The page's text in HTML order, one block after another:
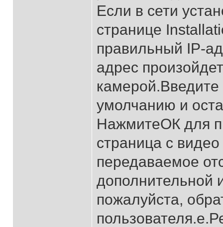
Если в сети
странице
правильный IP-
адрес
умолчанию и
НажмитеОК для
страница с
передаваемое
дополнительной
пожалуйста,